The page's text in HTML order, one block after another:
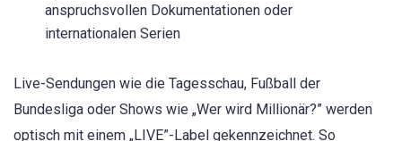
anspruchsvollen Dokumentationen oder
internationalen Serien
Live-Sendungen wie die Tagesschau, Fußball der
Bundesliga oder Shows wie „Wer wird Millionär?” werden
optisch mit einem „LIVE”-Label gekennzeichnet. So